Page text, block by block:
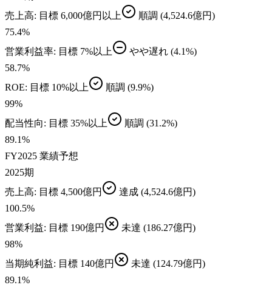
売上高: 目標 6,000億円以上 順調 (4,524.6億円)
75.4%
営業利益率: 目標 7%以上 やや遅れ (4.1%)
58.7%
ROE: 目標 10%以上 順調 (9.9%)
99%
配当性向: 目標 35%以上 順調 (31.2%)
89.1%
FY2025 業績予想
2025期
売上高: 目標 4,500億円 達成 (4,524.6億円)
100.5%
営業利益: 目標 190億円 未達 (186.27億円)
98%
当期純利益: 目標 140億円 未達 (124.79億円)
89.1%